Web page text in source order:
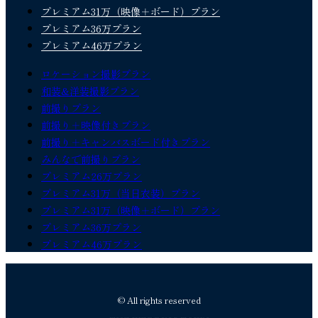
プレミアム31万（映像＋ボード）プラン
プレミアム36万プラン
プレミアム46万プラン
ロケーション撮影プラン
和装&洋装撮影プラン
前撮りプラン
前撮り＋映像付きプラン
前撮り＋キャンバスボード付きプラン
みんなで前撮りプラン
プレミアム26万プラン
プレミアム31万（当日衣装）プラン
プレミアム31万（映像＋ボード）プラン
プレミアム36万プラン
プレミアム46万プラン
© All rights reserved